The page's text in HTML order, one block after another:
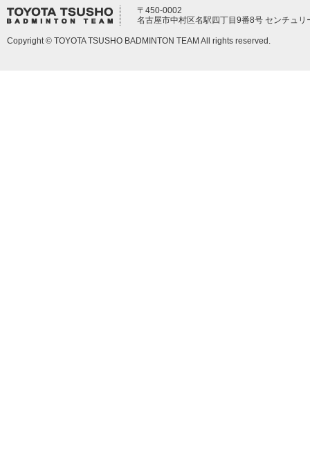
〒450-0002
名古屋市中村区名駅四丁目9番8号 センチュリ
Copyright © TOYOTA TSUSHO BADMINTON TEAM All rights reserved.